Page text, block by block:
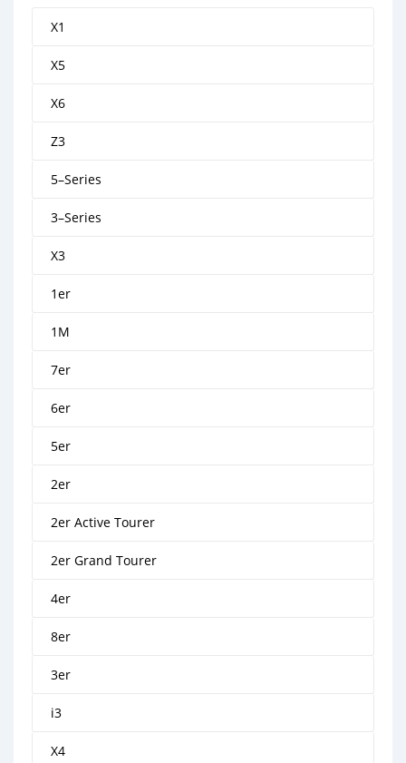
X1
X5
X6
Z3
5–Series
3–Series
X3
1er
1M
7er
6er
5er
2er
2er Active Tourer
2er Grand Tourer
4er
8er
3er
i3
X4